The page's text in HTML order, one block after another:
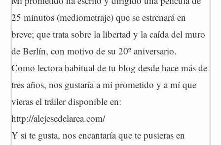
25 minutos (mediometraje) que se estrenará en
breve; que trata sobre la libertad y la caída del muro
de Berlín, con motivo de su 20º aniversario.
Como lectora habitual de tu blog desde hace más de
tres años, nos gustaría a mi prometido y a mí que
vieras el tráiler disponible en:
http://alejesedelarea.com/
Y si te gusta, nos encantaría que te pusieras en